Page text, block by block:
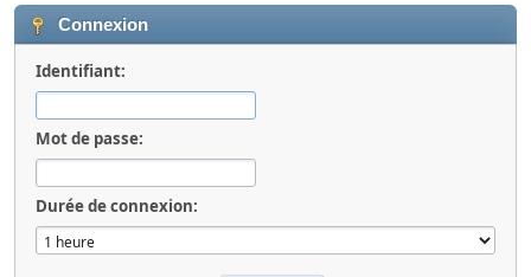
Connexion
Identifiant:
Mot de passe:
Durée de connexion: